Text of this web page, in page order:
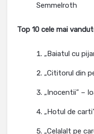
Semmelroth
Top 10 cele mai
„Baiatul cu
„Cititorul din
„Inocentii” –
„Hotul de
„Celalalt pe